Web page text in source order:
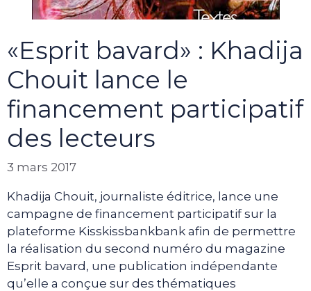
«Esprit bavard» : Khadija
Chouit lance le
financement participatif
des lecteurs
3 mars 2017
Khadija Chouit, journaliste éditrice, lance une
campagne de financement participatif sur la
plateforme Kisskissbankbank afin de permettre
la réalisation du second numéro du magazine
Esprit bavard, une publication indépendante
qu’elle a conçue sur des thématiques